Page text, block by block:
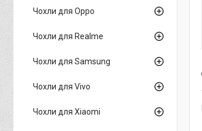
Чохли для Oppo
Чохли для Realme
Чохли для Samsung
Чохли для Vivo
Чохли для Xiaomi